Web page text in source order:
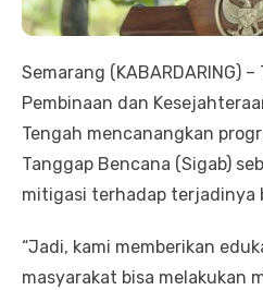
Semarang (KABARDARING)
Pembinaan dan
Tengah mencanangkan
Tanggap Bencana (Sigab)
mitigasi terhadap terjadinya
“Jadi, kami memberikan
masyarakat bisa melakukan